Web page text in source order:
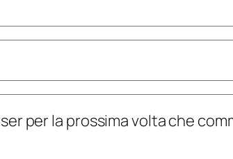
per la prossima volta che